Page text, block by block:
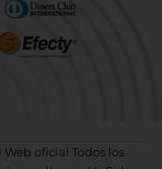
oficial Todos los